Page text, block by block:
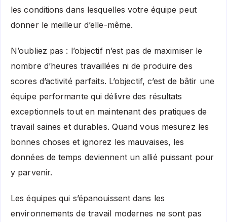
les conditions dans lesquelles votre équipe peut
donner le meilleur d’elle-même.
N’oubliez pas : l’objectif n’est pas de maximiser le
nombre d’heures travaillées ni de produire des
scores d’activité parfaits. L’objectif, c’est de bâtir une
équipe performante qui délivre des résultats
exceptionnels tout en maintenant des pratiques de
travail saines et durables. Quand vous mesurez les
bonnes choses et ignorez les mauvaises, les
données de temps deviennent un allié puissant pour
y parvenir.
Les équipes qui s’épanouissent dans les
environnements de travail modernes ne sont pas